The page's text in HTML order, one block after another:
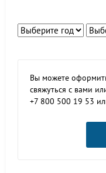
Вы можете
свяжуться с вами
+7 800 500 19 53